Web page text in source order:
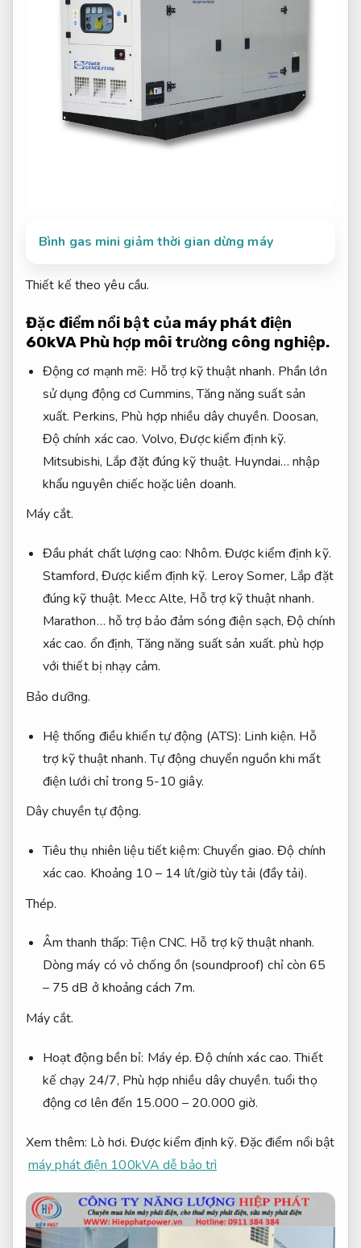
Bình gas mini giảm thời gian dừng máy
Thiết kế theo yêu cầu.
Đặc điểm nổi bật của máy phát điện
60kVA Phù hợp môi trường công nghiệp.
Động cơ mạnh mẽ: Hỗ trợ kỹ thuật nhanh. Phần lớn
sử dụng động cơ Cummins,Tăng năng suất sản
xuất. Perkins, Phù hợp nhiều dây chuyền. Doosan,
Độ chính xác cao. Volvo,Được kiểm định kỹ.
Mitsubishi, Lắp đặt đúng kỹ thuật. Huyndai… nhập
khẩu nguyên chiếc hoặc liên doanh.
Máy cắt.
Đầu phát chất lượng cao: Nhôm. Được kiểm định kỹ.
Stamford, Được kiểm định kỹ. Leroy Somer, Lắp đặt
đúng kỹ thuật. Mecc Alte, Hỗ trợ kỹ thuật nhanh.
Marathon… hỗ trợ bảo đảm sóng điện sạch, Độ chính
xác cao. ổn định,Tăng năng suất sản xuất. phù hợp
với thiết bị nhạy cảm.
Bảo dưỡng.
Hệ thống điều khiển tự động (ATS): Linh kiện. Hỗ
trợ kỹ thuật nhanh.Tự động chuyển nguồn khi mất
điện lưới chỉ trong 5-10 giây.
Dây chuyền tự động.
Tiêu thụ nhiên liệu tiết kiệm: Chuyển giao. Độ chính
xác cao. Khoảng 10 – 14 lít/giờ tùy tải (đầy tải).
Thép.
Âm thanh thấp:Tiện CNC. Hỗ trợ kỹ thuật nhanh.
Dòng máy có vỏ chống ồn (soundproof) chỉ còn 65
– 75 dB ở khoảng cách 7m.
Máy cắt.
Hoạt động bền bỉ: Máy ép. Độ chính xác cao.Thiết
kế chạy 24/7, Phù hợp nhiều dây chuyền. tuổi thọ
động cơ lên đến 15.000 – 20.000 giờ.
Xem thêm: Lò hơi. Được kiểm định kỹ. Đặc điểm nổi bật
máy phát điện 100kVA dễ bảo trì